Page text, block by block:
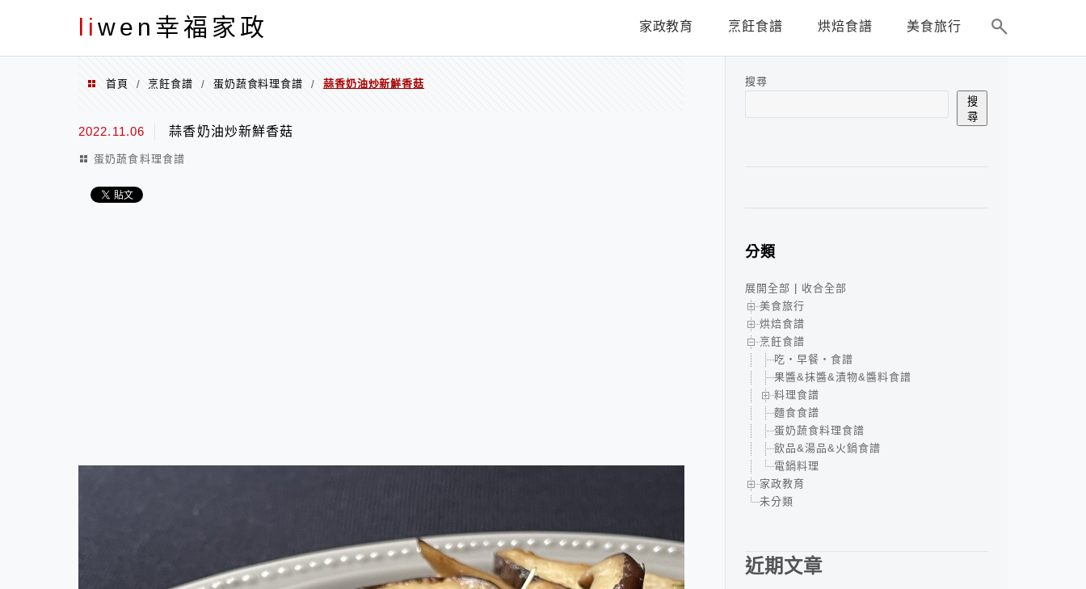
li wen幸福家政
menu
家政教育 烹飪食譜 烘焙食譜 美食旅行
首頁 / 烹飪食譜 / 蛋奶蔬食料理食譜 / 蒜香奶油炒新鮮香菇
2022.11.06 蒜香奶油炒新鮮香菇
蛋奶蔬食料理食譜
搜尋
搜
尋
分類
展開全部
收合全部
美食旅行
烘焙食譜
烹飪食譜
吃‧早餐‧食譜
果醬&抹醬&漬物&醬料食譜
料理食譜
麵食食譜
蛋奶蔬食料理食譜
飲品&湯品&火鍋食譜
電鍋料理
家政教育
未分類
近期文章